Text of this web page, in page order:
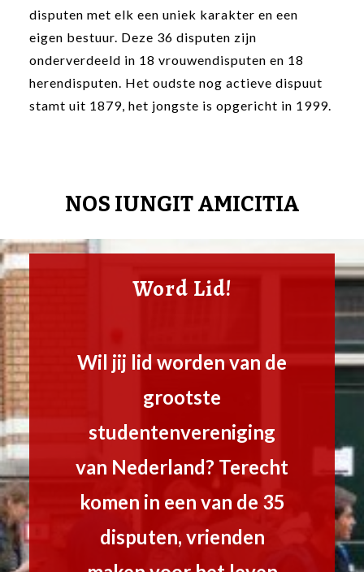
disputen met elk een uniek karakter en een
eigen bestuur. Deze 36 disputen zijn
onderverdeeld in 18 vrouwendisputen en 18
herendisputen. Het oudste nog actieve dispuut
stamt uit 1879, het jongste is opgericht in 1999.
NOS IUNGIT AMICITIA
Word Lid!
Wil jij lid worden van de
grootste
studentenvereniging
van Nederland? Terecht
komen in een van de 35
disputen, vrienden